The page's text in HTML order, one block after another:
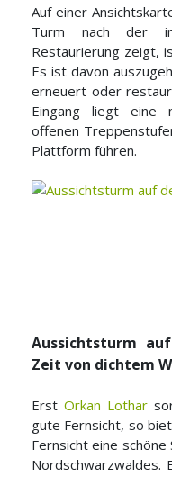
Auf einer
Turm nach der
Restaurierung zeigt,
Es ist davon
erneuert oder
Eingang liegt eine
offenen
Plattform führen.
Aussichtsturm
Zeit von dichtem
Erst Orkan Lothar
gute Fernsicht, so
Fernsicht eine schöne
Nordschwarzwaldes.